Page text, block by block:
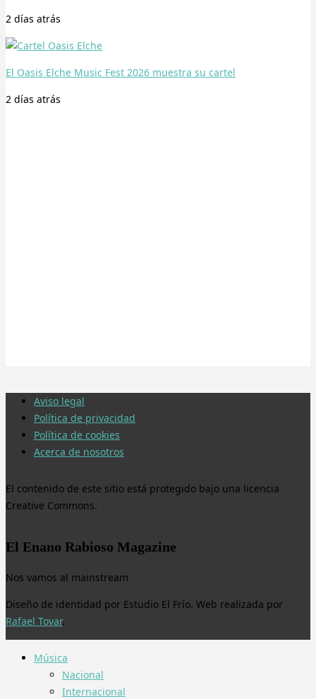
2 días atrás
El Oasis Elche Music Fest 2026 muestra su cartel
2 días atrás
Aviso legal
Política de privacidad
Política de cookies
Acerca de nosotros
El contenido de este sitio está protegido bajo una licencia
Creative Commons.
El Enano Rabioso Magazine
Nos vamos al mainstream
Diseño de identidad por Estudio El Frío. Web realizada por
Rafael Tovar.
Música
Nacional
Internacional